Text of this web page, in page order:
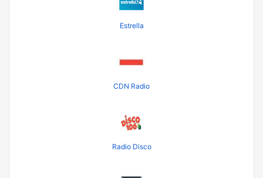
Estrella
CDN Radio
Radio Disco